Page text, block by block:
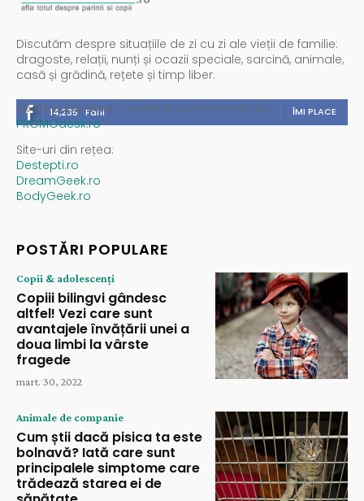
Discutăm despre situațiile de zi cu zi ale vieții de familie:
dragoste, relații, nunți și ocazii speciale, sarcină, animale,
casă și grădină, rețete și timp liber.
14,235 Fani ÎMI PLACE
Spații publicitare / reclamă administrată de
PROMOdesk.ro
Site-uri din rețea:
Destepti.ro
DreamGeek.ro
BodyGeek.ro
POSTĂRI POPULARE
Copii & adolescenți
Copiii bilingvi gândesc
altfel! Vezi care sunt
avantajele învățării unei a
doua limbi la vârste
fragede
mart. 30, 2022
Animale de companie
Cum știi dacă pisica ta este
bolnavă? Iată care sunt
principalele simptome care
trădează starea ei de